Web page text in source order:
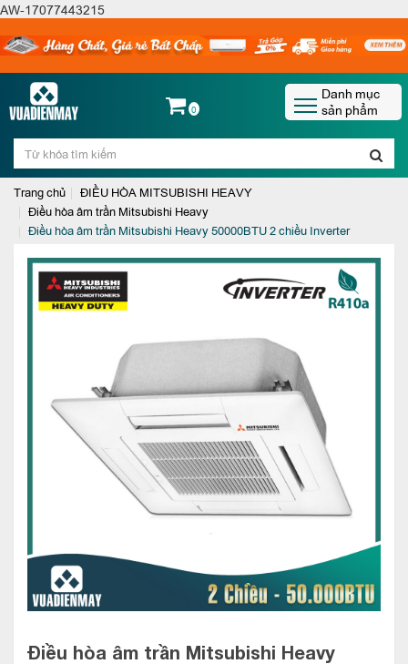
AW-17077443215
0
Danh mục
sản phẩm
Trang chủ
ĐIỀU HÒA MITSUBISHI HEAVY
Điều hòa âm trần Mitsubishi Heavy
Điều hòa âm trần Mitsubishi Heavy 50000BTU 2 chiều Inverter
Điều hòa âm trần Mitsubishi Heavy